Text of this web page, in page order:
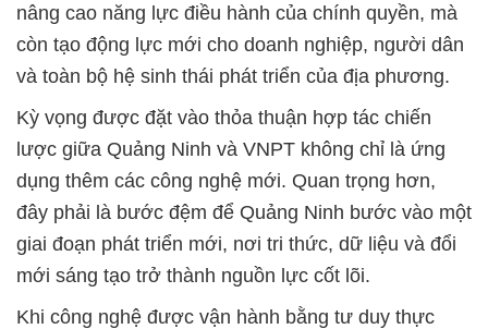
nâng cao năng lực điều hành của chính quyền, mà
còn tạo động lực mới cho doanh nghiệp, người dân
và toàn bộ hệ sinh thái phát triển của địa phương.
Kỳ vọng được đặt vào thỏa thuận hợp tác chiến
lược giữa Quảng Ninh và VNPT không chỉ là ứng
dụng thêm các công nghệ mới. Quan trọng hơn,
đây phải là bước đệm để Quảng Ninh bước vào một
giai đoạn phát triển mới, nơi tri thức, dữ liệu và đổi
mới sáng tạo trở thành nguồn lực cốt lõi.
Khi công nghệ được vận hành bằng tư duy thực